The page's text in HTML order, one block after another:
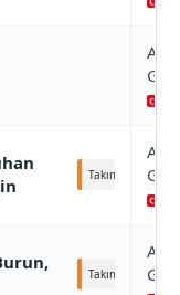
Takım
Takım